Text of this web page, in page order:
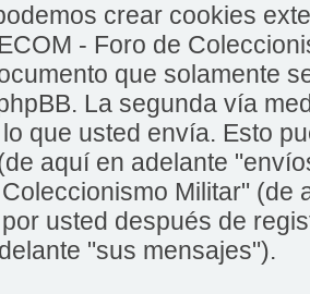
crear cookies
- Foro de
que solamente
La segunda vía
que usted envía. Esto
aquí en adelante
Militar" (de
usted después de
"sus mensajes").